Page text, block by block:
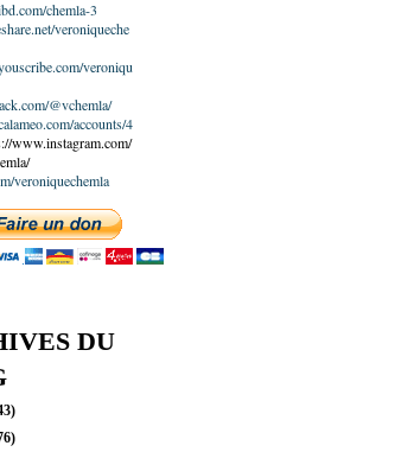
chemla-3
veroniqueche
veroniqu
@vchemla/
accounts/4
www.instagram.com/
veroniquechemla
DU